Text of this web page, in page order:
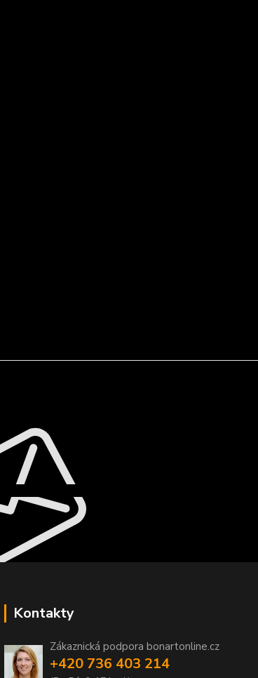
Kontakty
Zákaznická podpora bonartonline.cz
+420 736 403 214